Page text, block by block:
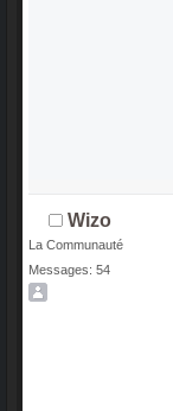
Wizo
La Communauté
Messages: 54